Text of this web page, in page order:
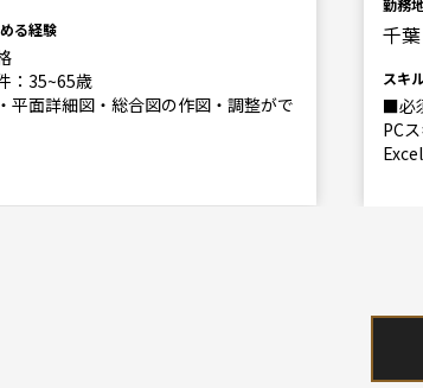
る経験
：35~65歳
平面詳細図・総合図の作図・調整がで
勤務
千葉
スキ
■必
PC